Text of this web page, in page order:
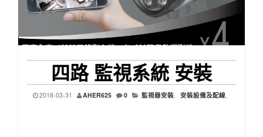
四路 監視系統 安裝
2018-03-31 AHER625 0 監視器安裝 安裝設備及配線